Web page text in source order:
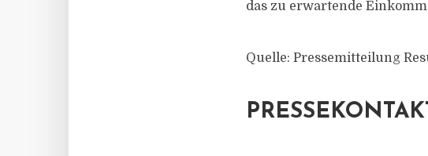
das zu erwartende
Quelle: Pressemitteilung